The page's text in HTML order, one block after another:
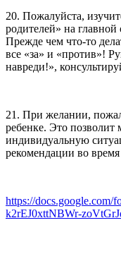
20. Пожалуйста,
родителей» на главной
Прежде чем что-то
все «за» и «против»!
навреди!»,
21. При желании,
ребенке. Это
индивидуальную
рекомендации во
https://
k2rEJ0xttNBWr-